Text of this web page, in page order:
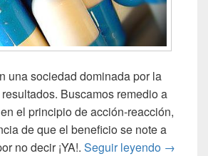
una sociedad dominada por la
Buscamos remedio a
el principio de acción-reacción,
de que el beneficio se note a
no decir ¡YA!. Seguir leyendo El
→